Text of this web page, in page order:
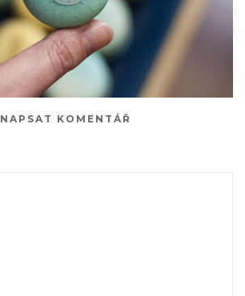
NAPSAT KOMENTÁŘ